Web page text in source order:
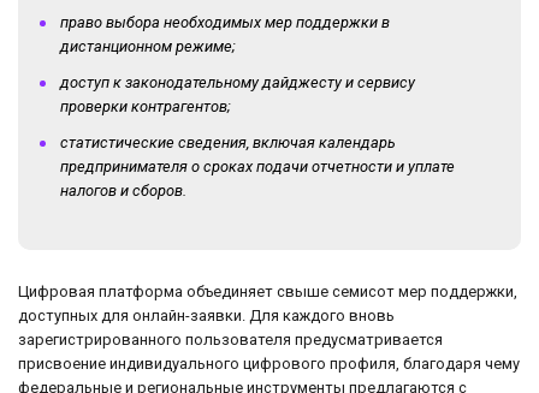
право выбора необходимых мер поддержки в
дистанционном режиме;
доступ к законодательному дайджесту и сервису
проверки контрагентов;
статистические сведения, включая календарь
предпринимателя о сроках подачи отчетности и уплате
налогов и сборов.
Цифровая платформа объединяет свыше семисот мер поддержки,
доступных для онлайн-заявки. Для каждого вновь
зарегистрированного пользователя предусматривается
присвоение индивидуального цифрового профиля, благодаря чему
федеральные и региональные инструменты предлагаются с